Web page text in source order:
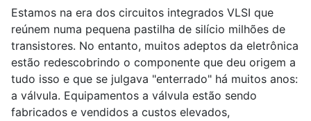
Estamos na era dos circuitos integrados VLSI que
reúnem numa pequena pastilha de silício milhões de
transistores. No entanto, muitos adeptos da eletrônica
estão redescobrindo o componente que deu origem a
tudo isso e que se julgava "enterrado" há muitos anos:
a válvula. Equipamentos a válvula estão sendo
fabricados e vendidos a custos elevados,